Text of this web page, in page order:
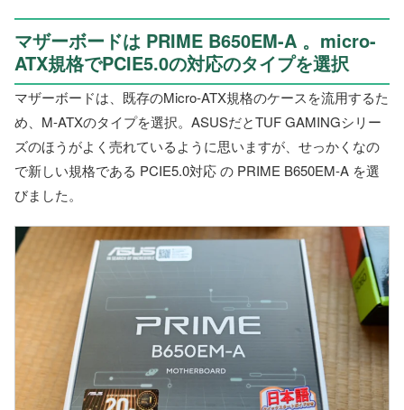
マザーボードは PRIME B650EM-A 。micro-
ATX規格でPCIE5.0の対応のタイプを選択
マザーボードは、既存のMicro-ATX規格のケースを流用するた
め、M-ATXのタイプを選択。ASUSだとTUF GAMINGシリー
ズのほうがよく売れているように思いますが、せっかくなの
で新しい規格である PCIE5.0対応 の PRIME B650EM-A を選
びました。